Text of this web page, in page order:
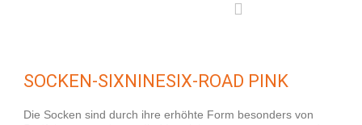
SOCKEN-SIXNINESIX-ROAD PINK
Die Socken sind durch ihre erhöhte Form besonders von